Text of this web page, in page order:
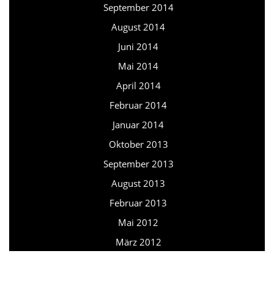
September 2014
August 2014
Juni 2014
Mai 2014
April 2014
Februar 2014
Januar 2014
Oktober 2013
September 2013
August 2013
Februar 2013
Mai 2012
März 2012